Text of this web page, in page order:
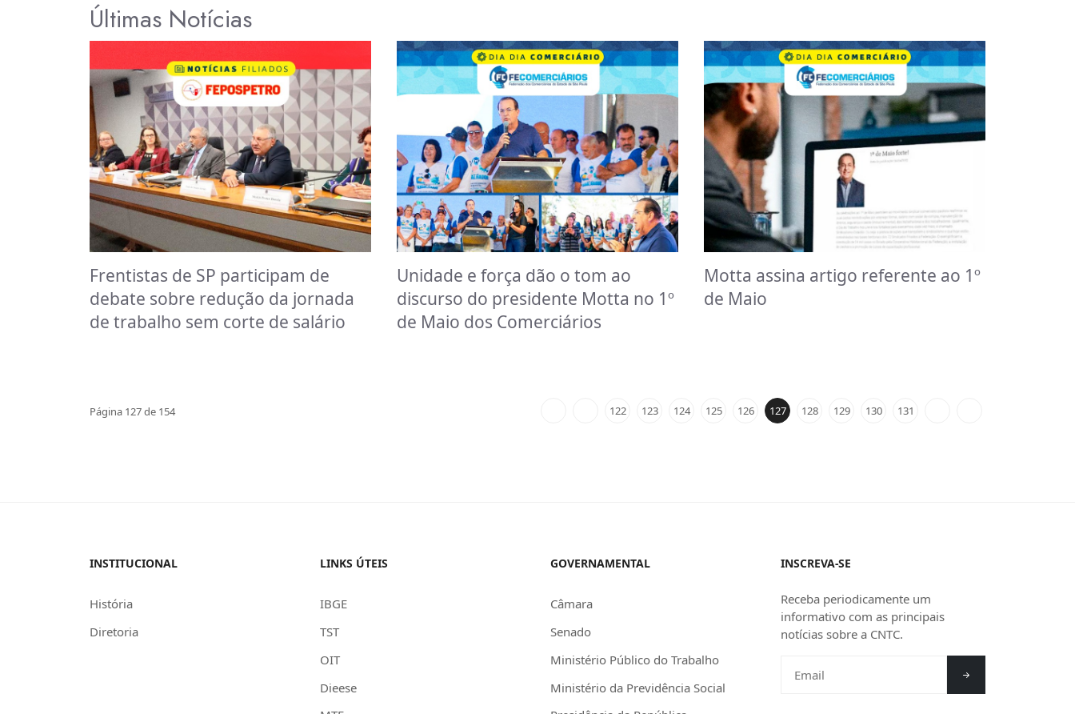
Últimas Notícias
Frentistas de SP participam de
debate sobre redução da jornada
de trabalho sem corte de salário
Unidade e força dão o tom ao
discurso do presidente Motta no 1º
de Maio dos Comerciários
Motta assina artigo referente ao 1º
de Maio
122 123 124 125 126 127 128 129 130 131
Página 127 de 154
INSTITUCIONAL
História
Diretoria
LINKS ÚTEIS
IBGE
TST
OIT
Dieese
GOVERNAMENTAL
Câmara
Senado
Ministério Público do Trabalho
Ministério da Previdência Social
INSCREVA-SE
Receba periodicamente um
informativo com as principais
notícias sobre a CNTC.